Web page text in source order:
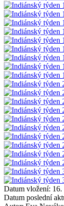
Datum vložení: 16.
Datum poslední